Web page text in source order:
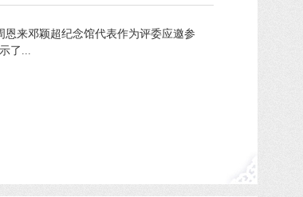
来邓颖超纪念馆代表作为评委应邀参
了...